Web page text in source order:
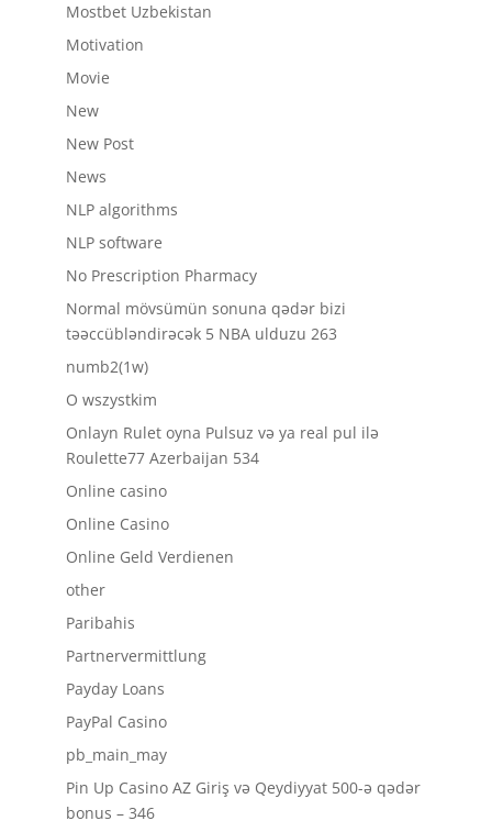
Mostbet Uzbekistan
Motivation
Movie
New
New Post
News
NLP algorithms
NLP software
No Prescription Pharmacy
Normal mövsümün sonuna qədər bizi
təəccübləndirəcək 5 NBA ulduzu 263
numb2(1w)
O wszystkim
Onlayn Rulet oyna Pulsuz və ya real pul ilə
Roulette77 Azerbaijan 534
Online casino
Online Casino
Online Geld Verdienen
other
Paribahis
Partnervermittlung
Payday Loans
PayPal Casino
pb_main_may
Pin Up Casino AZ Giriş və Qeydiyyat 500-ə qədər
bonus – 346